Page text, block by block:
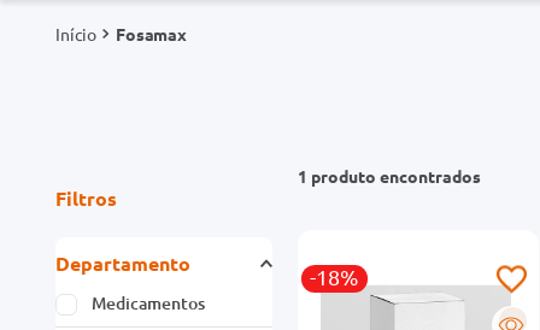
Fosamax
Filtros
Departamento
Medicamentos
1 produto
-18%
R